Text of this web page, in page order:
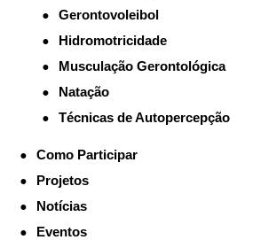
Gerontovoleibol
Hidromotricidade
Musculação Gerontológica
Natação
Técnicas de Autopercepção
Como Participar
Projetos
Notícias
Eventos